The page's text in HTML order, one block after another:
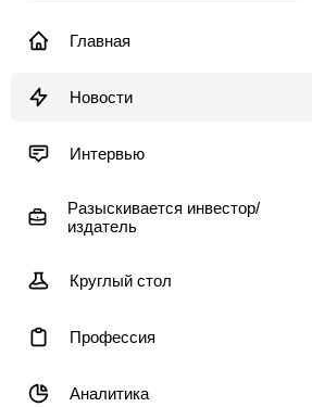
Главная
Новости
Интервью
Разыскивается инвестор/
издатель
Круглый стол
Профессия
Аналитика